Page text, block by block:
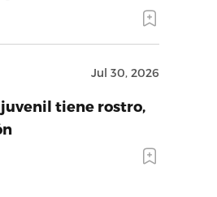
Jul 30, 2026
tiene rostro,